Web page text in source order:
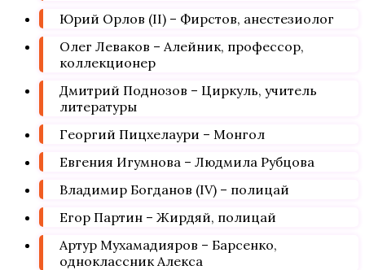
Юрий Орлов (II) – Фирстов, анестезиолог
Олег Леваков – Алейник, профессор,
коллекционер
Дмитрий Поднозов – Циркуль, учитель
литературы
Георгий Пицхелаури – Монгол
Евгения Игумнова – Людмила Рубцова
Владимир Богданов (IV) – полицай
Егор Партин – Жирдяй, полицай
Артур Мухамадияров – Барсенко,
одноклассник Алекса